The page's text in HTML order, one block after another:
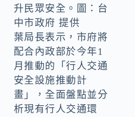
升民眾安全。圖：台
中市政府 提供
葉局長表示，市府將
配合內政部於今年1
月推動的「行人交通
安全設施推動計
畫」，全面盤點並分
析現有行人交通環